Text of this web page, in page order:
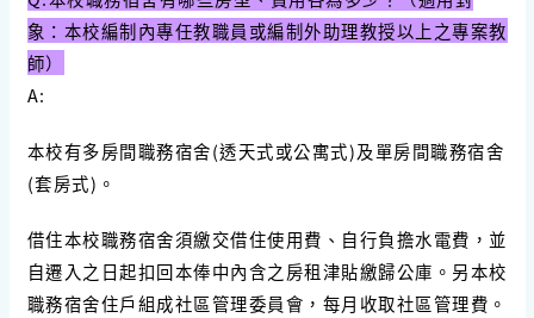
象：本校編制內專任教職員或編制外助理教授以上之專案教
師）
A:
本校有多房間職務宿舍(透天式或公寓式)及單房間職務宿舍
(套房式)。
借住本校職務宿舍須繳交借住使用費、自行負擔水電費，並
自遷入之日起扣回本俸中內含之房租津貼繳歸公庫。另本校
職務宿舍住戶組成社區管理委員會，每月收取社區管理費。